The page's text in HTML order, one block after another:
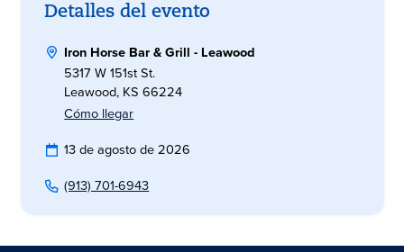
Detalles del evento
Iron Horse Bar & Grill - Leawood
5317 W 151st St.
Leawood, KS 66224
Cómo llegar
13 de agosto de 2026
(913) 701-6943